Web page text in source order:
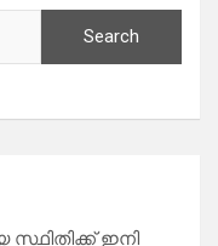
Search
ഇനി